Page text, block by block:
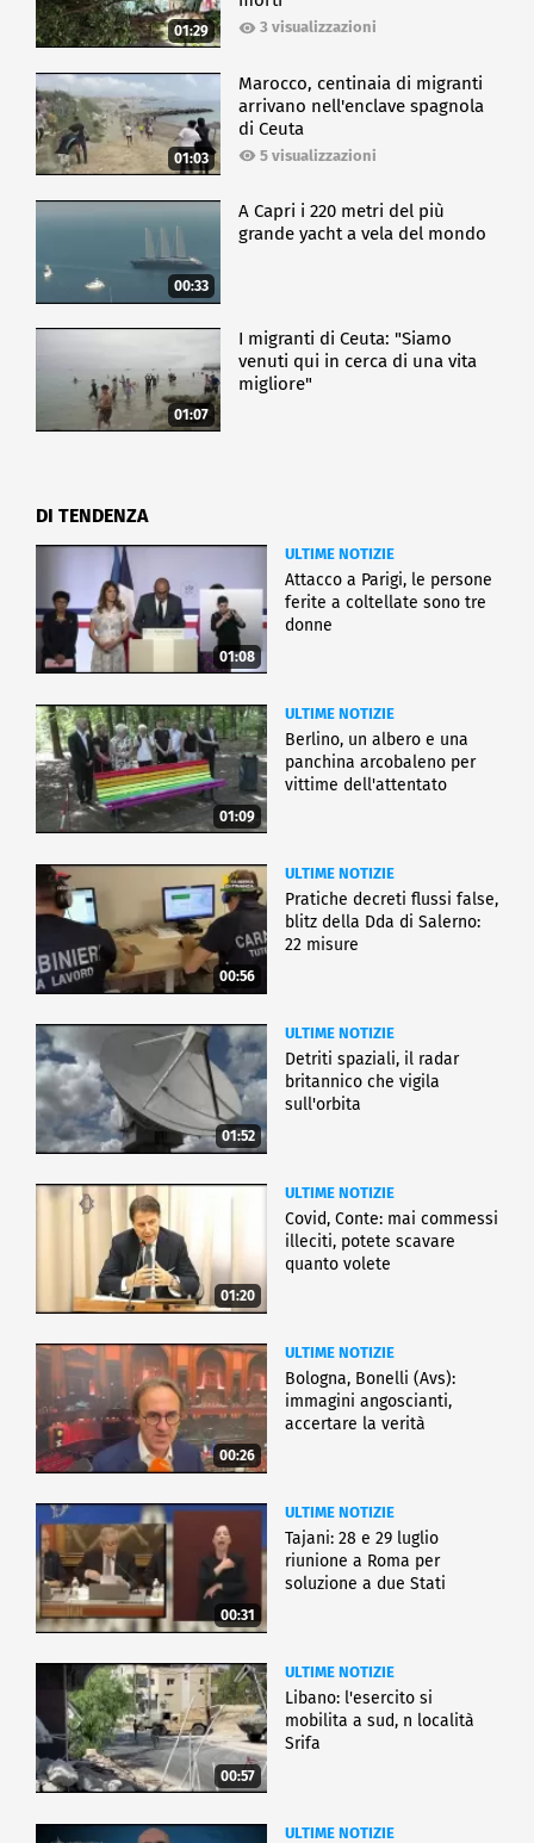
01:29 3 visualizzazioni
01:03
Marocco, centinaia di migranti
arrivano nell'enclave spagnola
di Ceuta
5 visualizzazioni
00:33
A Capri i 220 metri del più
grande yacht a vela del mondo
01:07
I migranti di Ceuta: "Siamo
venuti qui in cerca di una vita
migliore"
DI TENDENZA
01:08
ULTIME NOTIZIE
Attacco a Parigi, le persone
ferite a coltellate sono tre
donne
01:09
ULTIME NOTIZIE
Berlino, un albero e una
panchina arcobaleno per
vittime dell'attentato
00:56
ULTIME NOTIZIE
Pratiche decreti flussi false,
blitz della Dda di Salerno:
22 misure
01:52
ULTIME NOTIZIE
Detriti spaziali, il radar
britannico che vigila
sull'orbita
01:20
ULTIME NOTIZIE
Covid, Conte: mai commessi
illeciti, potete scavare
quanto volete
00:26
ULTIME NOTIZIE
Bologna, Bonelli (Avs):
immagini angoscianti,
accertare la verità
00:31
ULTIME NOTIZIE
Tajani: 28 e 29 luglio
riunione a Roma per
soluzione a due Stati
00:57
ULTIME NOTIZIE
Libano: l'esercito si
mobilita a sud, n località
Srifa
ULTIME NOTIZIE